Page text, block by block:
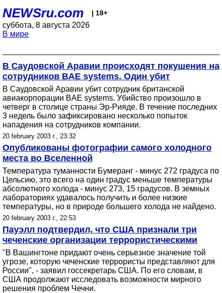
NEWSru.com | 18+
суббота, 8 августа 2026
В мире
В Саудовской Аравии происходят покушения на
сотрудников BAE systems. Один убит
В Саудовской Аравии убит сотрудник британской
авиакорпорации BAE systems. Убийство произошло в
четверг в столице страны Эр-Рияде. В течение последних
3 недель было зафиксировано несколько попыток
нападения на сотрудников компании.
20 february 2003 г., 23:32
Опубликованы фотографии самого холодного
места во Вселенной
Температура туманности Бумеранг - минус 272 градуса по
Цельсию, это всего на один градус меньше температуры
абсолютного холода - минус 273, 15 градусов. В земных
лабораториях удавалось получить и более низкие
температуры, но в природе большего холода не найдено.
20 february 2003 г., 22:53
Пауэлл подтвердил, что США признали три
чеченские организации террористическими
"В Вашингтоне придают очень серьезное значение той
угрозе, которую чеченские террористы представляют для
России", - заявил госсекретарь США. По его словам, в
США продолжают исследовать возможности мирного
решения проблем Чечни.